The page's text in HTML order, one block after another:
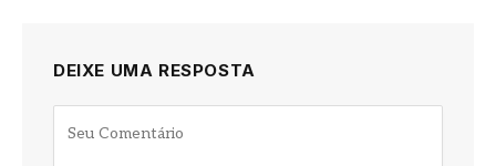
DEIXE UMA RESPOSTA